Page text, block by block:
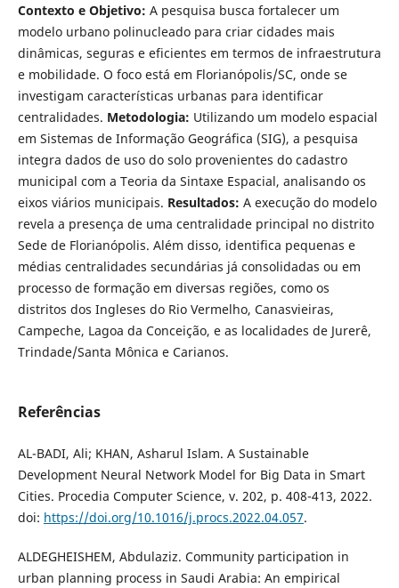
Contexto e Objetivo: A pesquisa busca fortalecer um
modelo urbano polinucleado para criar cidades mais
dinâmicas, seguras e eficientes em termos de infraestrutura
e mobilidade. O foco está em Florianópolis/SC, onde se
investigam características urbanas para identificar
centralidades. Metodologia: Utilizando um modelo espacial
em Sistemas de Informação Geográfica (SIG), a pesquisa
integra dados de uso do solo provenientes do cadastro
municipal com a Teoria da Sintaxe Espacial, analisando os
eixos viários municipais. Resultados: A execução do modelo
revela a presença de uma centralidade principal no distrito
Sede de Florianópolis. Além disso, identifica pequenas e
médias centralidades secundárias já consolidadas ou em
processo de formação em diversas regiões, como os
distritos dos Ingleses do Rio Vermelho, Canasvieiras,
Campeche, Lagoa da Conceição, e as localidades de Jurerê,
Trindade/Santa Mônica e Carianos.
Referências
AL-BADI, Ali; KHAN, Asharul Islam. A Sustainable
Development Neural Network Model for Big Data in Smart
Cities. Procedia Computer Science, v. 202, p. 408-413, 2022.
doi: https://doi.org/10.1016/j.procs.2022.04.057.
ALDEGHEISHEM, Abdulaziz. Community participation in
urban planning process in Saudi Arabia: An empirical